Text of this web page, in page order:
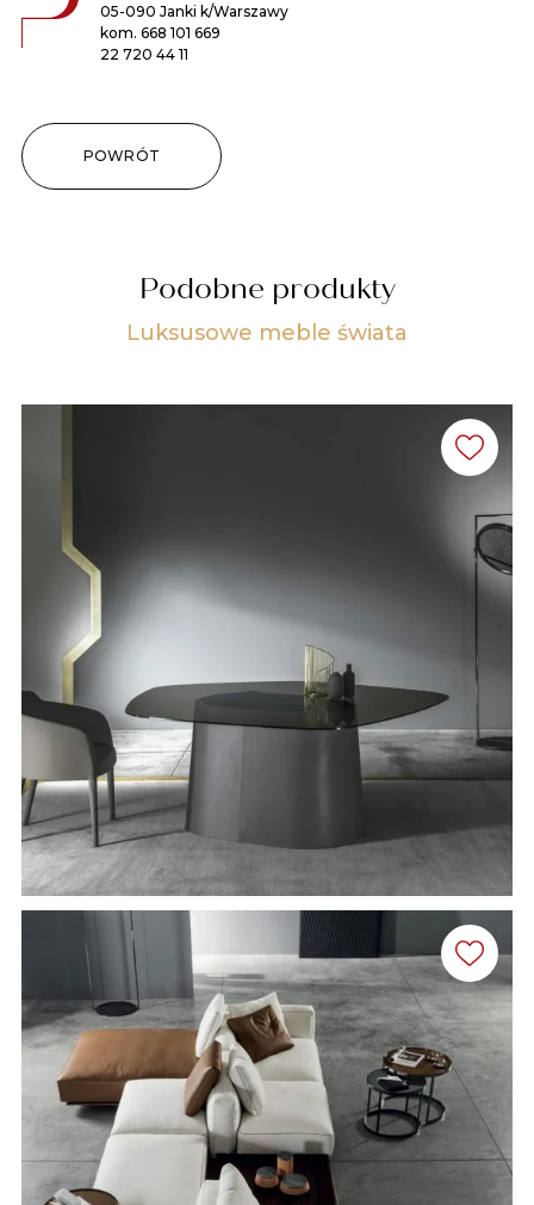
05-090 Janki k/Warszawy
kom. 668 101 669
22 720 44 11
POWRÓT
Podobne produkty
Luksusowe meble świata